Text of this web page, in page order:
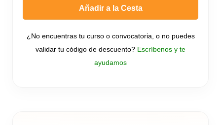
Añadir a la Cesta
¿No encuentras tu curso o convocatoria, o no puedes
validar tu código de descuento? Escríbenos y te
ayudamos